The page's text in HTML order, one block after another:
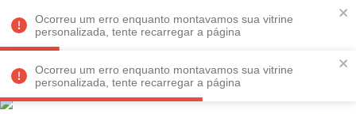
Ocorreu um erro enquanto montavamos sua vitrine
personalizada, tente recarregar a página
Ocorreu um erro enquanto montavamos sua vitrine
personalizada, tente recarregar a página
Faltam REGULAMENTO
Veja produtos perto de você! Informe seu CEP